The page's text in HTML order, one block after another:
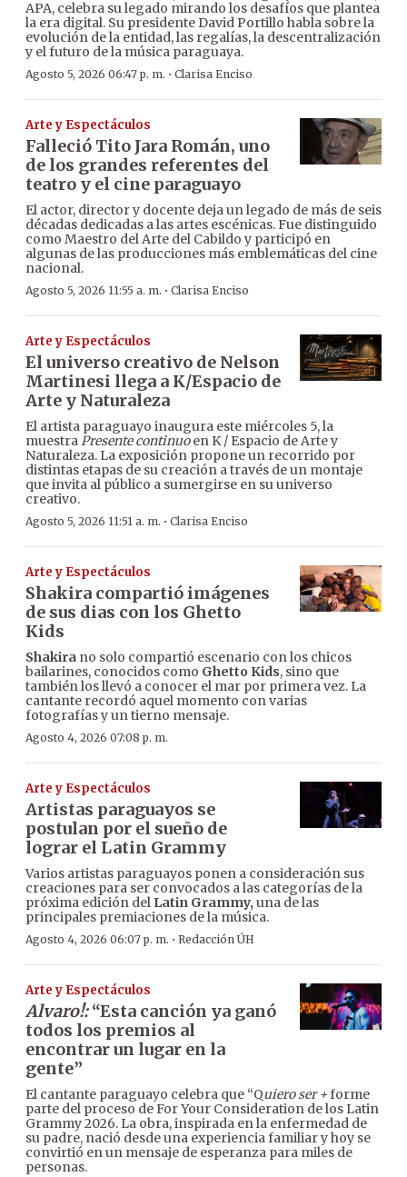
APA, celebra su legado mirando los desafíos que plantea
la era digital. Su presidente David Portillo habla sobre la
evolución de la entidad, las regalías, la descentralización
y el futuro de la música paraguaya.
Agosto 5, 2026 06:47 p. m. · Clarisa Enciso
Arte y Espectáculos
Falleció Tito Jara Román, uno
de los grandes referentes del
teatro y el cine paraguayo
El actor, director y docente deja un legado de más de seis
décadas dedicadas a las artes escénicas. Fue distinguido
como Maestro del Arte del Cabildo y participó en
algunas de las producciones más emblemáticas del cine
nacional.
Agosto 5, 2026 11:55 a. m. · Clarisa Enciso
Arte y Espectáculos
El universo creativo de Nelson
Martinesi llega a K/Espacio de
Arte y Naturaleza
El artista paraguayo inaugura este miércoles 5, la
muestraPresente continuoen K / Espacio de Arte y
Naturaleza. La exposición propone un recorrido por
distintas etapas de su creación a través de un montaje
que invita al público a sumergirse en su universo
creativo.
Agosto 5, 2026 11:51 a. m. · Clarisa Enciso
Arte y Espectáculos
Shakira compartió imágenes
de sus dias con los Ghetto
Kids
Shakira no solo compartió escenario con los chicos
bailarines, conocidos como Ghetto Kids, sino que
también los llevó a conocer el mar por primera vez. La
cantante recordó aquel momento con varias
fotografías y un tierno mensaje.
Agosto 4, 2026 07:08 p. m.
Arte y Espectáculos
Artistas paraguayos se
postulan por el sueño de
lograr el Latin Grammy
Varios artistas paraguayos ponen a consideración sus
creaciones para ser convocados a las categorías de la
próxima edición del Latin Grammy, una de las
principales premiaciones de la música.
Agosto 4, 2026 06:07 p. m. · Redacción ÚH
Arte y Espectáculos
Alvaro!:“Esta canción ya ganó
todos los premios al
encontrar un lugar en la
gente”
El cantante paraguayo celebra que “Quiero ser +forme
parte del proceso de For Your Consideration de los Latin
Grammy 2026. La obra, inspirada en la enfermedad de
su padre, nació desde una experiencia familiar y hoy se
convirtió en un mensaje de esperanza para miles de
personas.